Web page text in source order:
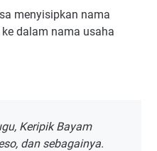
menyisipkan nama
dalam nama usaha
Keripik Bayam
dan sebagainya.